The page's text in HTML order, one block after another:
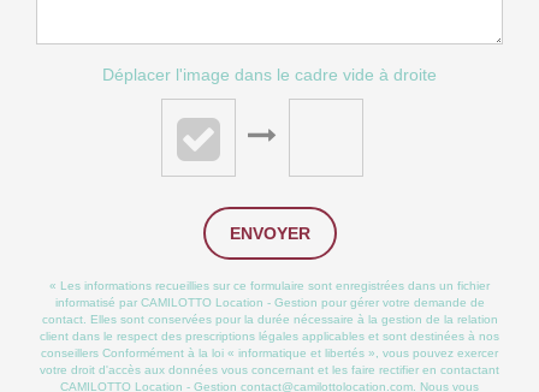
Déplacer l'image dans le cadre vide à droite
ENVOYER
« Les informations recueillies sur ce formulaire sont enregistrées dans un fichier
informatisé par CAMILOTTO Location - Gestion pour gérer votre demande de
contact. Elles sont conservées pour la durée nécessaire à la gestion de la relation
client dans le respect des prescriptions légales applicables et sont destinées à nos
conseillers Conformément à la loi « informatique et libertés », vous pouvez exercer
votre droit d'accès aux données vous concernant et les faire rectifier en contactant
CAMILOTTO Location - Gestion contact@camilottolocation.com. Nous vous